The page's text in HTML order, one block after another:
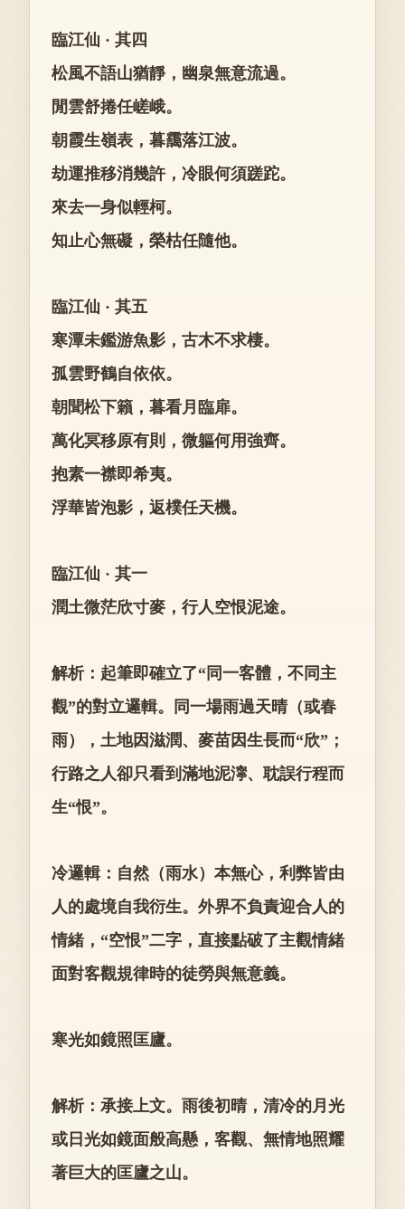
臨江仙 · 其四
松風不語山猶靜，幽泉無意流過。
閒雲舒捲任嵯峨。
朝霞生嶺表，暮靄落江波。
劫運推移消幾許，冷眼何須蹉跎。
來去一身似輕柯。
知止心無礙，榮枯任隨他。
臨江仙 · 其五
寒潭未鑑游魚影，古木不求棲。
孤雲野鶴自依依。
朝聞松下籟，暮看月臨扉。
萬化冥移原有則，微軀何用強齊。
抱素一襟即希夷。
浮華皆泡影，返樸任天機。
臨江仙 · 其一
潤土微茫欣寸麥，行人空恨泥途。
解析：起筆即確立了“同一客體，不同主
觀”的對立邏輯。同一場雨過天晴（或春
雨），土地因滋潤、麥苗因生長而“欣”；
行路之人卻只看到滿地泥濘、耽誤行程而
生“恨”。
冷邏輯：自然（雨水）本無心，利弊皆由
人的處境自我衍生。外界不負責迎合人的
情緒，“空恨”二字，直接點破了主觀情緒
面對客觀規律時的徒勞與無意義。
寒光如鏡照匡廬。
解析：承接上文。雨後初晴，清冷的月光
或日光如鏡面般高懸，客觀、無情地照耀
著巨大的匡廬之山。